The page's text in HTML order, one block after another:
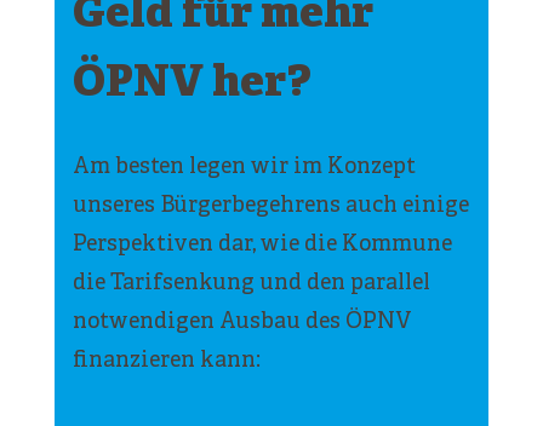
Geld für mehr
ÖPNV her?
Am besten legen wir im Konzept
unseres Bürgerbegehrens auch einige
Perspektiven dar, wie die Kommune
die Tarifsenkung und den parallel
notwendigen Ausbau des ÖPNV
finanzieren kann: